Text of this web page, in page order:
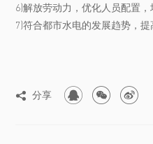
6)解放劳动力，优化人员配置，
7)符合都市水电的发展趋势，提
 分享   